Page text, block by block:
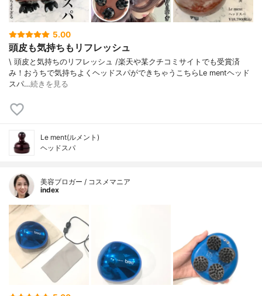
5.00
頭皮も気持ちもリフレッシュ
\ 頭皮と気持ちのリフレッシュ /⁡楽天や某クチコミサイトでも受賞済
み！⁡⁡おうちで気持ちよくヘッドスパができちゃうこちら⁡⁡⁡Le mentヘッド
スパ⁡⁡⁡⁡…続きを見る
Le ment(ルメント)
ヘッドスパ
美容ブロガー / コスメマニア
index